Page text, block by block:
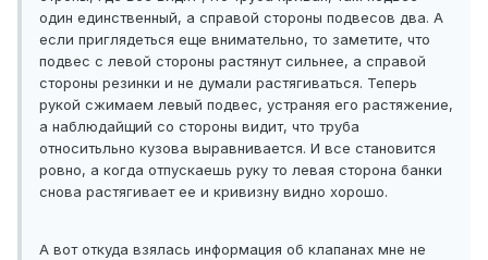
один единственный, а справой стороны подвесов два. А
если приглядеться еще внимательно, то заметите, что
подвес с левой стороны растянут сильнее, а справой
стороны резинки и не думали растягиваться. Теперь
рукой сжимаем левый подвес, устраняя его растяжение,
а наблюдайщий со стороны видит, что труба
относитьльно кузова выравнивается. И все становится
ровно, а когда отпускаешь руку то левая сторона банки
снова растягивает ее и кривизну видно хорошо.
А вот откуда взялась информация об клапанах мне не